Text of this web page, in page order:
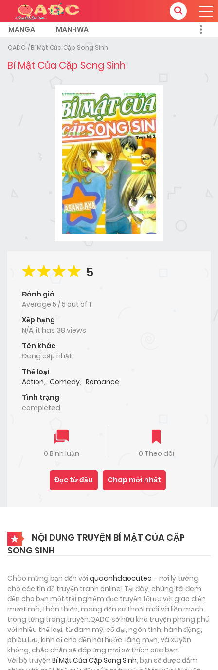
MANGA MANHWA
QADC Bí Mật Của Cặp Song Sinh
Bí Mật Của Cặp Song Sinh
5
Đánh giá
Average 5 /5 out of 1
Xếp hạng
N/A, it has 38 views
Tên khác
Đang cập nhật
Thể loại
Action, Comedy, Romance
Tình trạng
completed
0 Bình luận 0 Theo dõi
Đọc từ đầu Chap mới nhất
NỘI DUNG TRUYỆN BÍ MẬT CỦA CẶP
SONG SINH
Chào mừng bạn đến với quaanhdaocuteo – nơi lý tưởng
cho các tín đồ truyện tranh online! Tại đây, chúng tôi đem
đến cho bạn một trải nghiệm đọc truyện tối ưu với giao diện
mượt mà, thân thiện, mang đến sự thoải mái và liền mạch
trong từng trang truyện.QADC sở hữu kho truyện phong phú
với nhiều thể loại, từ đam mỹ, cổ đại, ngôn tình, hành động,
phiêu lưu, kinh dị cho đến hài hước, lãng mạn, và xuyên
không, chắc chắn sẽ đáp ứng mọi sở thích của bạn.
Với bộ truyện Bí Mật Của Cặp Song Sinh, bạn sẽ được đắm